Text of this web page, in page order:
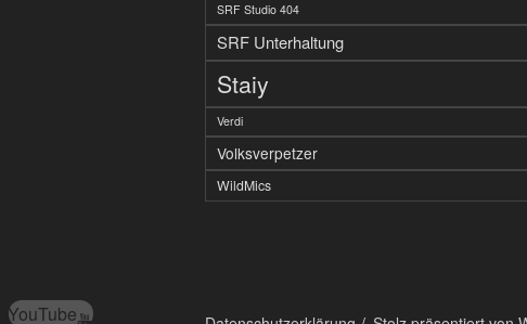
SRF Studio 404
SRF Unterhaltung
Staiy
Verdi
Volksverpetzer
WildMics
YouTube